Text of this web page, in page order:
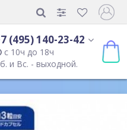
(495) 140-23-42
с 10ч до 18ч
и Вс. - выходной.